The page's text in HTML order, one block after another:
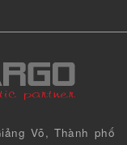
Võ, Thành phố